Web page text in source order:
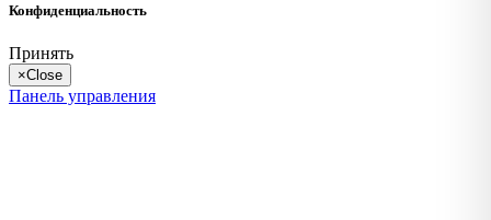
Конфиденциальность
Принять
×Close
Панель управления